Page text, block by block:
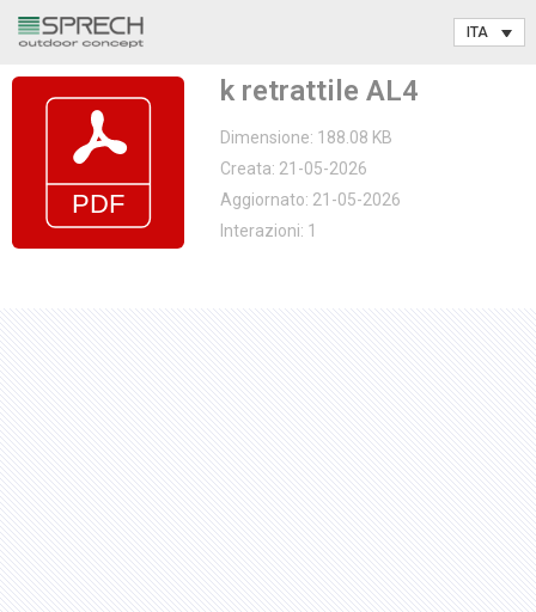
contenuto
k retrattile AL4
Dimensione: 188.08 KB
Creata: 21-05-2026
Aggiornato: 21-05-2026
Interazioni: 1